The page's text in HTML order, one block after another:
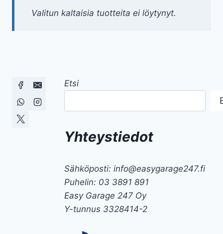
Valitun kaltaisia tuotteita ei löytynyt.
Etsi
Yhteystiedot
Sähköposti: info@easygarage247.fi
Puhelin: 03 3891 891
Easy Garage 247 Oy
Y-tunnus 3328414-2